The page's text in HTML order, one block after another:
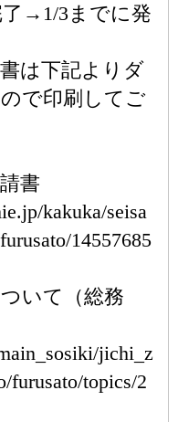
了→1/3までに発
は下記よりダ
で印刷してご
書
kakuka/seisa
14557685
いて（総務
jichi_z
furusato/topics/2